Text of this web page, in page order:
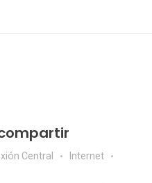
Central
Internet